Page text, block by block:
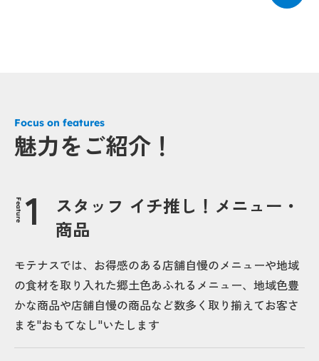
Focus on features
魅力をご紹介！
Feature
スタッフ イチ推し！メニュー・
商品
モテナスでは、お得感のある店舗自慢のメニューや地域
の食材を取り入れた郷土色あふれるメニュー、地域色豊
かな商品や店舗自慢の商品など数多く取り揃えてお客さ
まを"おもてなし"いたします